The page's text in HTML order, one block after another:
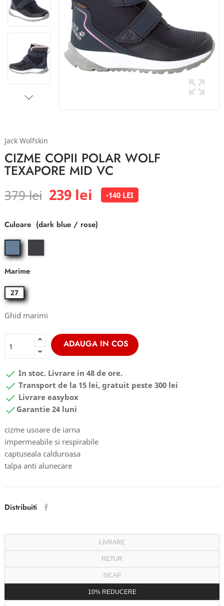
Jack Wolfskin
CIZME COPII POLAR WOLF
TEXAPORE MID VC
379 lei 239 lei -140 LEI
Culoare
dark
blue
/
rose
Marime
27
Ghid marimi
ADAUGA IN COS
 In stoc. Livrare in 48 de ore.
 Transport de la 15 lei, gratuit peste 300 lei
 Livrare easybox
 Garantie 24 luni
cizme usoare de iarna
impermeabile si respirabile
captuseala calduroasa
talpa anti alunecare
Distribuiti
LIVRARE
RETUR
SICAP
10% REDUCERE